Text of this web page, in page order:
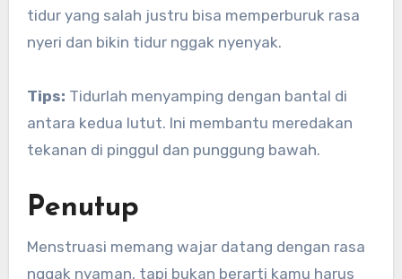
tidur yang salah justru bisa memperburuk rasa
nyeri dan bikin tidur nggak nyenyak.
Tips: Tidurlah menyamping dengan bantal di
antara kedua lutut. Ini membantu meredakan
tekanan di pinggul dan punggung bawah.
Penutup
Menstruasi memang wajar datang dengan rasa
nggak nyaman, tapi bukan berarti kamu harus